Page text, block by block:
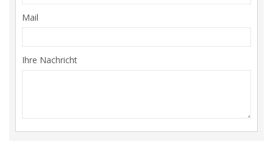
Mail
Ihre Nachricht